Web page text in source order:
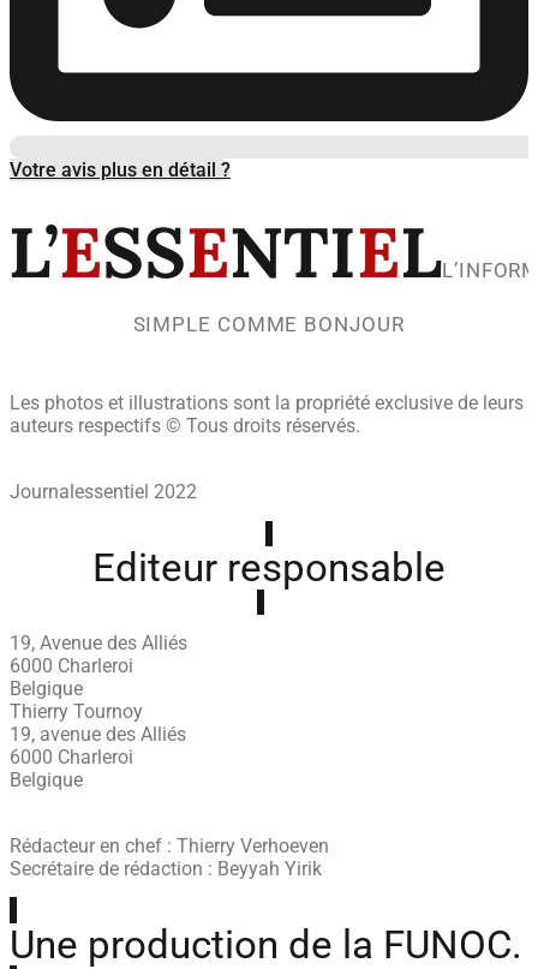
Votre avis plus en détail ?
L’ESSENTIEL
SIMPLE COMME BONJOUR
Les photos et illustrations sont la propriété exclusive de leurs
auteurs respectifs © Tous droits réservés.
Journalessentiel 2022
Editeur responsable
19, Avenue des Alliés
6000 Charleroi
Belgique
Thierry Tournoy
19, avenue des Alliés
6000 Charleroi
Belgique
Rédacteur en chef : Thierry Verhoeven
Secrétaire de rédaction : Beyyah Yirik
Une production de la FUNOC.